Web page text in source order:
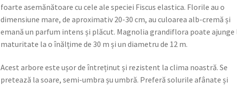
foarte asemănătoare cu cele ale speciei Fiscus elastica. Florile au o
dimensiune mare, de aproximativ 20-30 cm, au culoarea alb-cremă și
emană un parfum intens și plăcut. Magnolia grandiflora poate ajunge
maturitate la o înălțime de 30 m și un diametru de 12 m.
Acest arbore este ușor de întreținut și rezistent la clima noastră. Se
pretează la soare, semi-umbra șu umbră. Preferă solurile afânate și